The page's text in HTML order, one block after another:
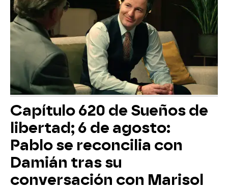
Capítulo 620 de Sueños de
libertad; 6 de agosto:
Pablo se reconcilia con
Damián tras su
conversación con Marisol